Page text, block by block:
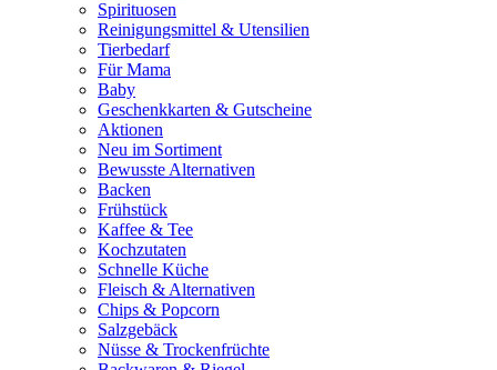
Spirituosen
Reinigungsmittel & Utensilien
Tierbedarf
Für Mama
Baby
Geschenkkarten & Gutscheine
Aktionen
Neu im Sortiment
Bewusste Alternativen
Backen
Frühstück
Kaffee & Tee
Kochzutaten
Schnelle Küche
Fleisch & Alternativen
Chips & Popcorn
Salzgebäck
Nüsse & Trockenfrüchte